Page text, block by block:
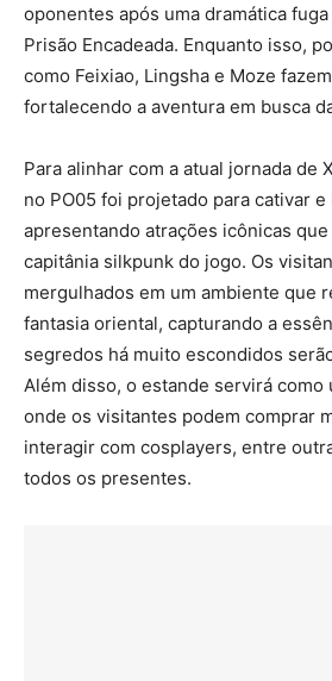
oponentes após uma dramática
Prisão Encadeada. Enquanto isso,
como Feixiao, Lingsha e Moze
fortalecendo a aventura em busca
Para alinhar com a atual jornada de
no PO05 foi projetado para cativar
apresentando atrações icônicas que
capitânia silkpunk do jogo. Os
mergulhados em um ambiente que
fantasia oriental, capturando a
segredos há muito escondidos
Além disso, o estande servirá como
onde os visitantes podem comprar
interagir com cosplayers, entre
todos os presentes.